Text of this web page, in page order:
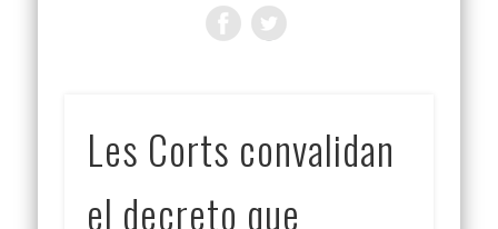
Les Corts convalidan
el decreto que